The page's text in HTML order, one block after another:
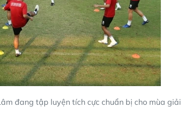
đang tập luyện tích cực chuẩn bị cho mùa giải